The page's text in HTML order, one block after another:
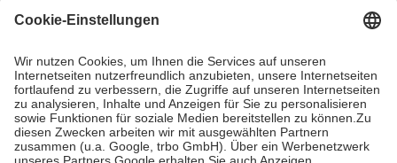
Grundsätzlich leisten Mitglieder Zuzahlungen in Höhe von zehn
höchstens zehn Euro.
Es sind jedoch nie mehr als die tatsächlichen
Kosten der Leistung zu entrichten.
Diese Regeln gelten grundsätzlich auch für Online-Apotheken.
Bei Heilmitteln und häuslicher Krankenpflege beträgt die
Zuzahlung zehn Prozent der Kosten sowie zehn Euro je
Verordnung.